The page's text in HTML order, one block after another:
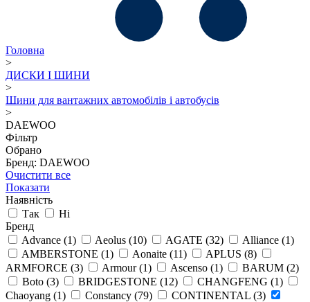
Головна
>
ДИСКИ І ШИНИ
>
Шини для вантажних автомобілів і автобусів
>
DAEWOO
Фільтр
Обрано
Бренд: DAEWOO
Очистити все
Показати
Наявність
Так
Ні
Бренд
Advance (1) Aeolus (10) AGATE (32) Alliance (1)
AMBERSTONE (1) Aonaite (11) APLUS (8)
ARMFORCE (3) Armour(1) Ascenso (1) BARUM (2)
Boto (3) BRIDGESTONE (12) CHANGFENG (1)
Chaoyang (1) Constancy (79) CONTINENTAL (3)